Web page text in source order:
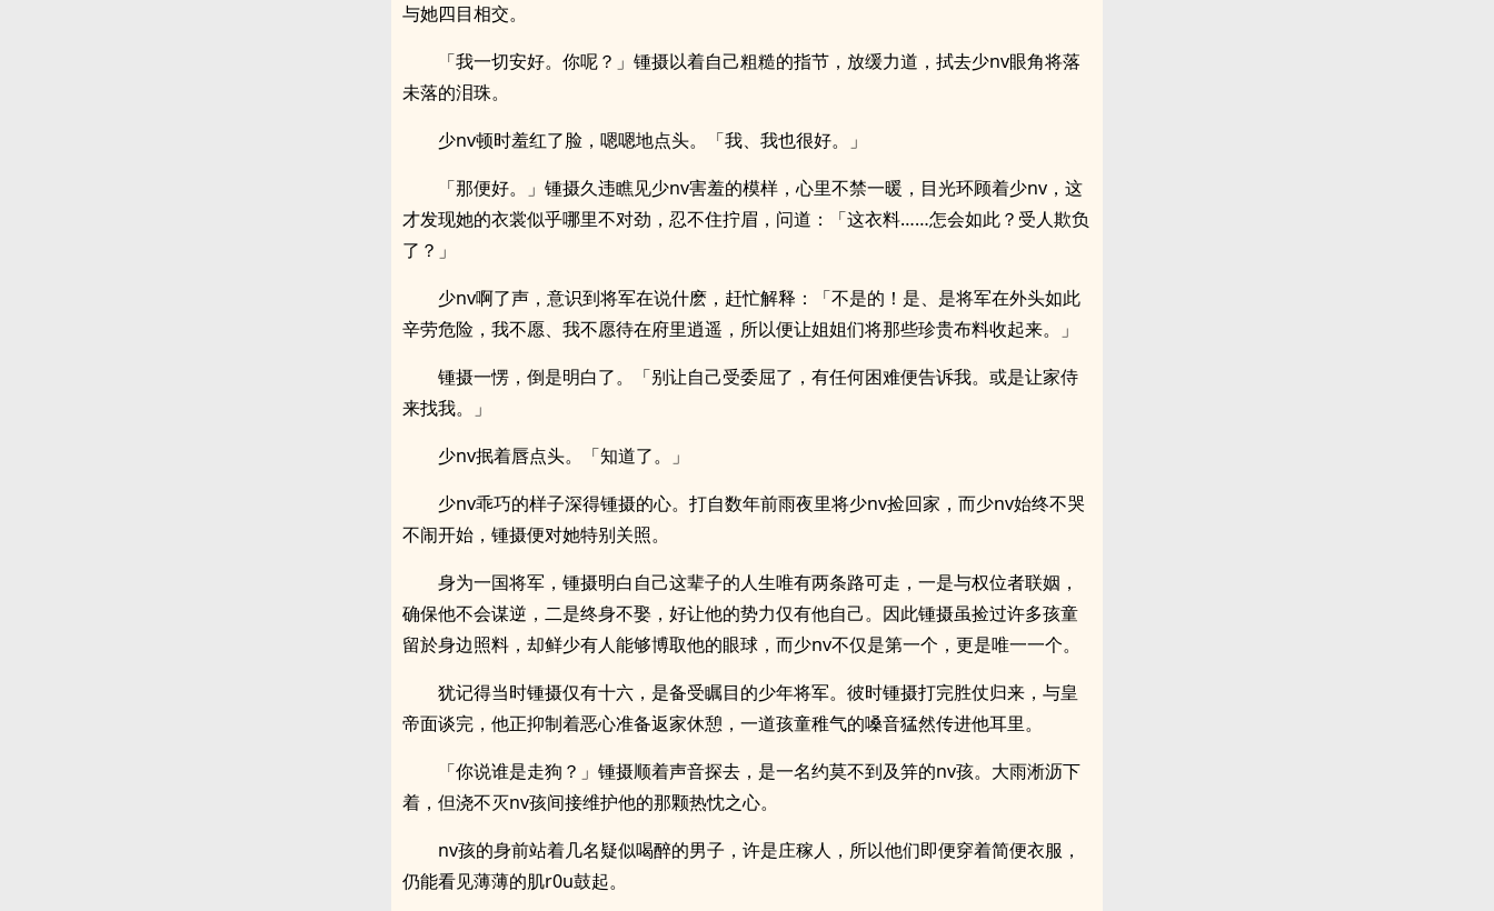
与她四目相交。
「我一切安好。你呢？」锺摄以着自己粗糙的指节，放缓力道，拭去少nv眼角将落
未落的泪珠。
少nv顿时羞红了脸，嗯嗯地点头。「我、我也很好。」
「那便好。」锺摄久违瞧见少nv害羞的模样，心里不禁一暖，目光环顾着少nv，这
才发现她的衣裳似乎哪里不对劲，忍不住拧眉，问道：「这衣料……怎会如此？受人欺负
了？」
少nv啊了声，意识到将军在说什麽，赶忙解释：「不是的！是、是将军在外头如此
辛劳危险，我不愿、我不愿待在府里逍遥，所以便让姐姐们将那些珍贵布料收起来。」
锺摄一愣，倒是明白了。「别让自己受委屈了，有任何困难便告诉我。或是让家侍
来找我。」
少nv抿着唇点头。「知道了。」
少nv乖巧的样子深得锺摄的心。打自数年前雨夜里将少nv捡回家，而少nv始终不哭
不闹开始，锺摄便对她特别关照。
身为一国将军，锺摄明白自己这辈子的人生唯有两条路可走，一是与权位者联姻，
确保他不会谋逆，二是终身不娶，好让他的势力仅有他自己。因此锺摄虽捡过许多孩童
留於身边照料，却鲜少有人能够博取他的眼球，而少nv不仅是第一个，更是唯一一个。
犹记得当时锺摄仅有十六，是备受瞩目的少年将军。彼时锺摄打完胜仗归来，与皇
帝面谈完，他正抑制着恶心准备返家休憩，一道孩童稚气的嗓音猛然传进他耳里。
「你说谁是走狗？」锺摄顺着声音探去，是一名约莫不到及笄的nv孩。大雨淅沥下
着，但浇不灭nv孩间接维护他的那颗热忱之心。
nv孩的身前站着几名疑似喝醉的男子，许是庄稼人，所以他们即便穿着简便衣服，
仍能看见薄薄的肌r0u鼓起。